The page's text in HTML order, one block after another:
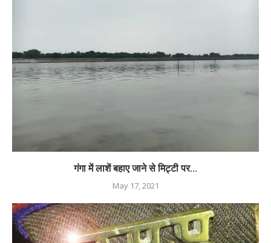
गंगा में लाशें बहाए जाने से मिट्टी पर...
May 17, 2021